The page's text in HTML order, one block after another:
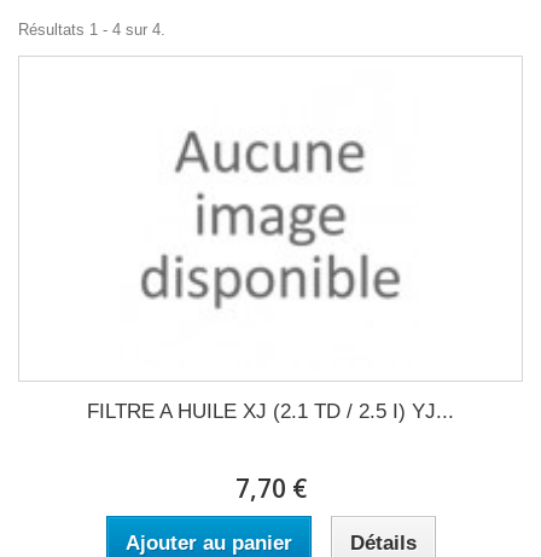
Résultats 1 - 4 sur 4.
FILTRE A HUILE XJ (2.1 TD / 2.5 I) YJ...
7,70 €
Ajouter au panier Détails